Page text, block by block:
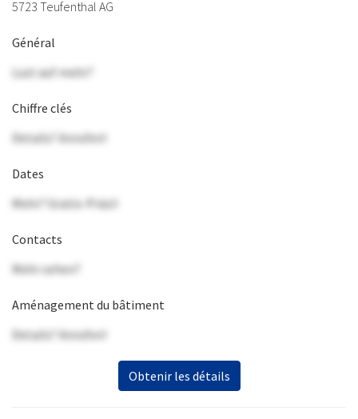
5723 Teufenthal AG
Général
Lust auf mehr?
Chiffre clés
Details? Anrufen!
Dates
Mehr? Gratis-Präsi!
Contacts
Mehr sehen?
Aménagement du bâtiment
Details? Anrufen!
Obtenir les détails